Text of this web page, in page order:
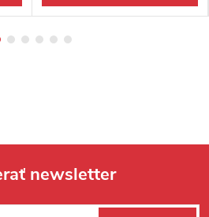
newsletter